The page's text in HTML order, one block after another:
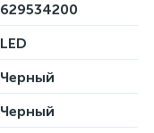
629534200
LED
Черный
Черный